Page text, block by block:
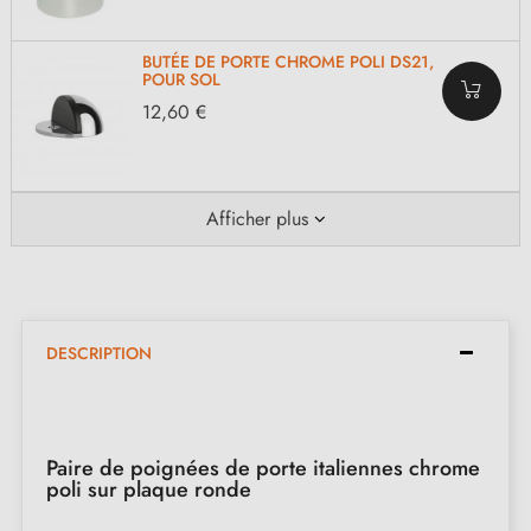
BUTÉE DE PORTE CHROME POLI DS21,
POUR SOL
12,60 €
Afficher plus
DESCRIPTION
Paire de poignées de porte italiennes chrome
poli sur plaque ronde